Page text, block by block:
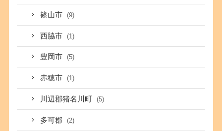
篠山市 (9)
西脇市 (1)
豊岡市 (5)
赤穂市 (1)
川辺郡猪名川町 (5)
多可郡 (2)